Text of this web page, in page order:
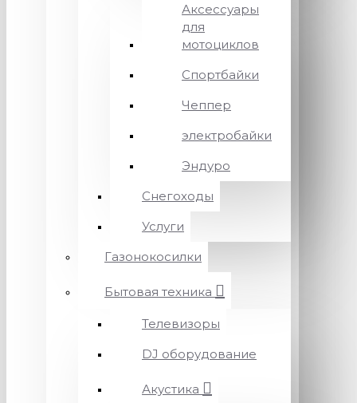
Аксессуары
для
мотоциклов
Спортбайки
Чеппер
электробайки
Эндуро
Снегоходы
Услуги
Газонокосилки
Бытовая техника
Телевизоры
DJ оборудование
Акустика